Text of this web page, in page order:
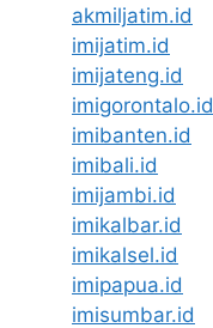
akmiljatim.id
imijatim.id
imijateng.id
imigorontalo.id
imibanten.id
imibali.id
imijambi.id
imikalbar.id
imikalsel.id
imipapua.id
imisumbar.id